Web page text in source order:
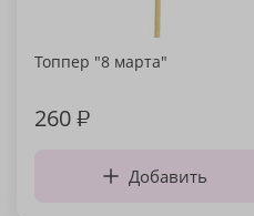
Топпер "8 марта"
260₽
Добавить